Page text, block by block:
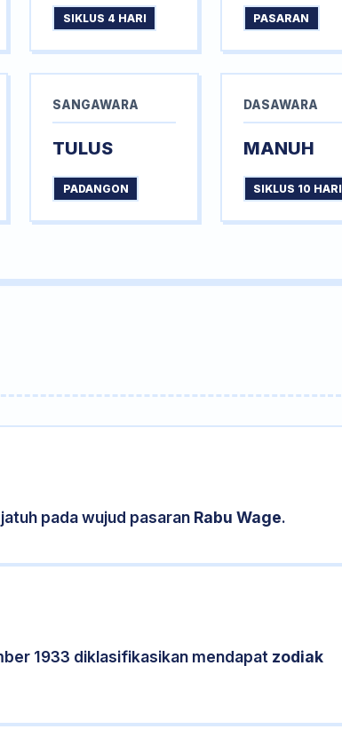
SIKLUS 4 HARI PASARAN
SANGAWARA
TULUS
PADANGON
DASAWARA
MANUH
SIKLUS 10 HARI
pada wujud pasaran Rabu Wage.
1933 diklasifikasikan mendapat zodiak